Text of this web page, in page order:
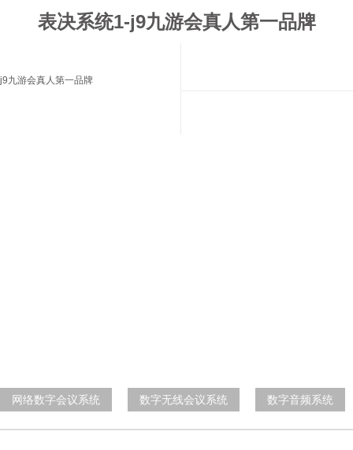
表决系统1-j9九游会真人第一品牌
j9九游会真人第一品牌
网络数字会议系统 数字无线会议系统 数字音频系统